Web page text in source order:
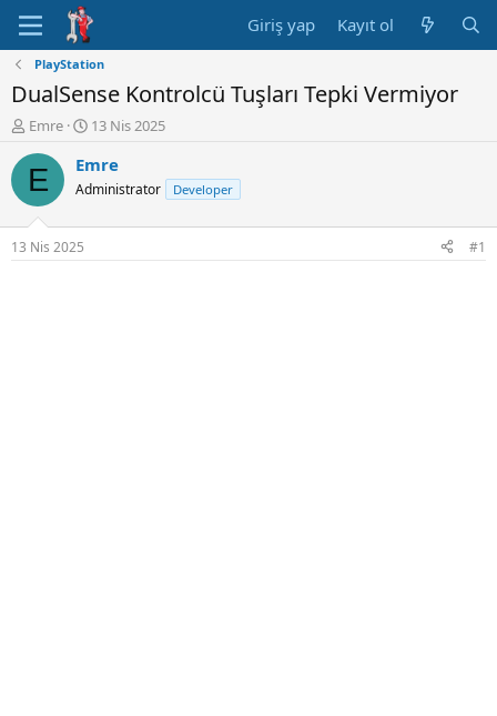
Giriş yap Kayıt ol
PlayStation
DualSense Kontrolcü Tuşları Tepki Vermiyor
K
n
u
y
u
B
a
Emre
B
ş
l
n
ı
13 Nis 2025
E Emre
Administrator Developer
13 Nis 2025 #1